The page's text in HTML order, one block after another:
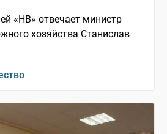
«НВ» отвечает министр
хозяйства Станислав